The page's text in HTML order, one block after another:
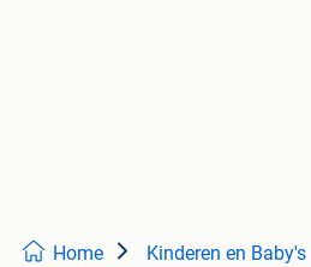
Home Kinderen en Baby's